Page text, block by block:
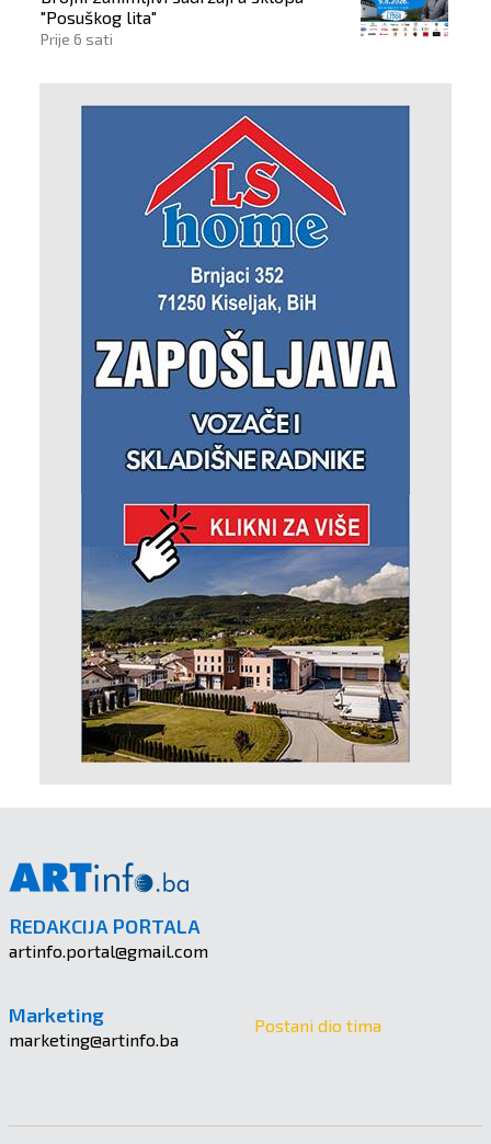
"Posuškog lita"
Prije 6 sati
REDAKCIJA PORTALA
artinfo.portal@gmail.com
Marketing
marketing@artinfo.ba
Postani dio tima